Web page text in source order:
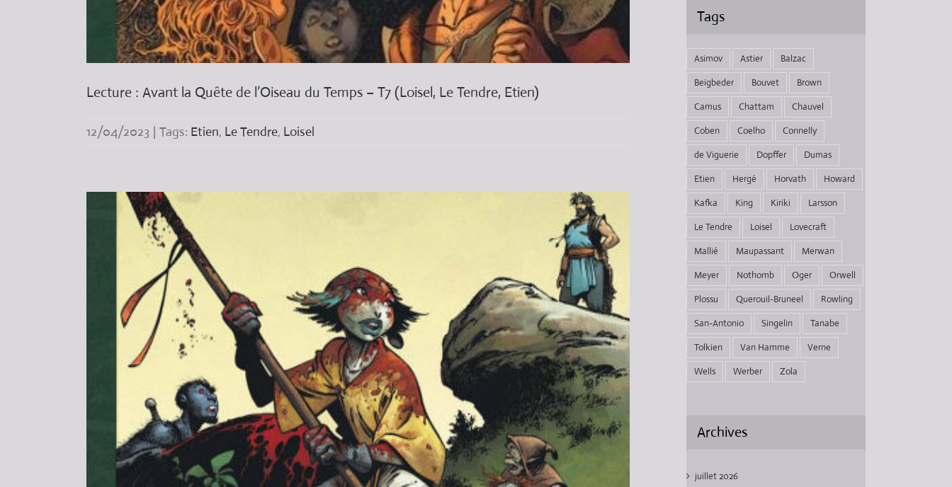
Lecture : Avant la Quête de l’Oiseau du Temps – T7 (Loisel, Le Tendre, Etien)
12/04/2023 | Tags: Etien, Le Tendre, Loisel
Tags
Asimov Astier
Balzac
Beigbeder
Bouvet
Brown
Camus
Chattam
Chauvel
Coben
Coelho
Connelly
de Viguerie
Dopffer
Dumas
Etien
Hergé Horvath
Howard
Kafka
King Kiriki
Larsson
Le Tendre
Loisel
Lovecraft
Mallié
Maupassant
Merwan
Meyer
Nothomb Oger
Orwell
Plossu
Querouil-Bruneel
Rowling
San-Antonio
Singelin
Tanabe
Tolkien
Van Hamme
Verne
Wells
Werber Zola
Archives
juillet 2026